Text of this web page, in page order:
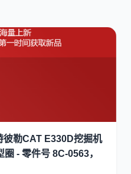
勒CAT E330D挖掘机
- 零件号 8C-0563，